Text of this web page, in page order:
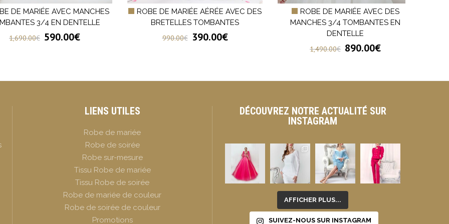
DE MARIÉE AVEC MANCHES
3/4 EN DENTELLE
1,690.00€ 590.00€
ROBE DE MARIÉE AÉRÉE AVEC DES
BRETELLES TOMBANTES
990.00€ 390.00€
ROBE DE MARIÉE AVEC DES
MANCHES 3/4 TOMBANTES EN
DENTELLE
1,490.00€ 890.00€
LIENS UTILES
Robe de mariée
Robe de soirée
Robe sur-mesure
Tissu Robe de mariée
Tissu Robe de soirée
Robe de mariée de couleur
Robe de soirée de couleur
Promotions
DÉCOUVREZ NOTRE ACTUALITÉ SUR
INSTAGRAM
AFFICHER PLUS...
SUIVEZ-NOUS SUR INSTAGRAM